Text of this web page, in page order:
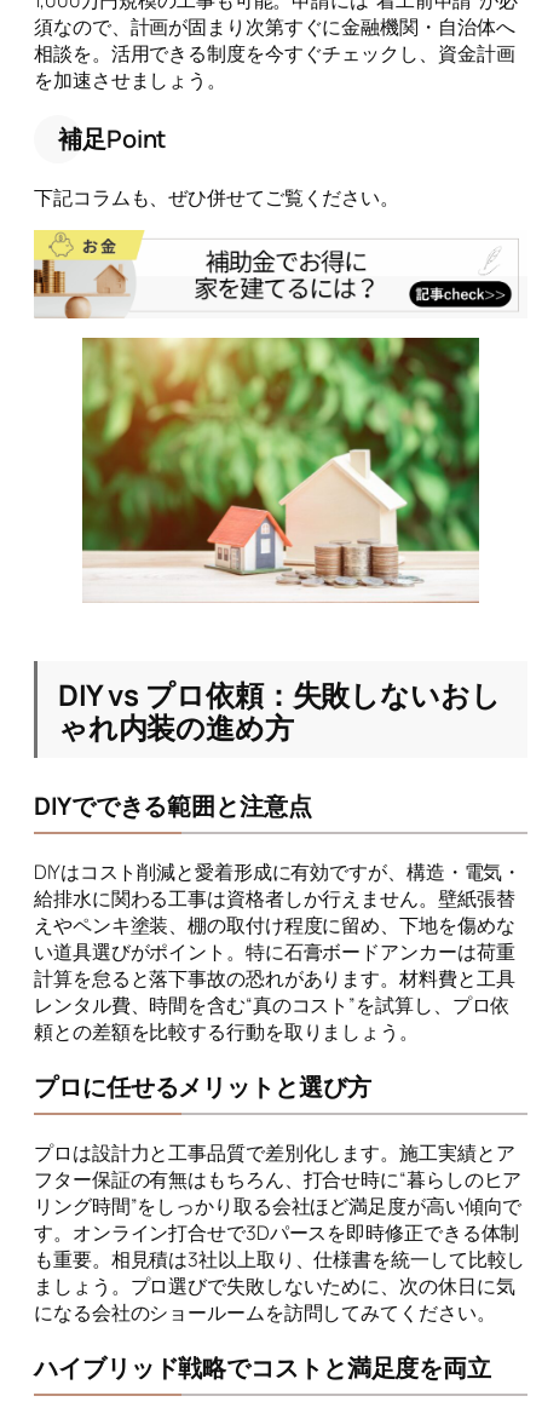
須なので、計画が固まり次第すぐに金融機関・自治体へ
相談を。活用できる制度を今すぐチェックし、資金計画
を加速させましょう。
補足Point
下記コラムも、ぜひ併せてご覧ください。
DIY vs プロ依頼：失敗しないおし
ゃれ内装の進め方
DIYでできる範囲と注意点
DIYはコスト削減と愛着形成に有効ですが、構造・電気・
給排水に関わる工事は資格者しか行えません。壁紙張替
えやペンキ塗装、棚の取付け程度に留め、下地を傷めな
い道具選びがポイント。特に石膏ボードアンカーは荷重
計算を怠ると落下事故の恐れがあります。材料費と工具
レンタル費、時間を含む“真のコスト”を試算し、プロ依
頼との差額を比較する行動を取りましょう。
プロに任せるメリットと選び方
プロは設計力と工事品質で差別化します。施工実績とア
フター保証の有無はもちろん、打合せ時に“暮らしのヒア
リング時間”をしっかり取る会社ほど満足度が高い傾向で
す。オンライン打合せで3Dパースを即時修正できる体制
も重要。相見積は3社以上取り、仕様書を統一して比較し
ましょう。プロ選びで失敗しないために、次の休日に気
になる会社のショールームを訪問してみてください。
ハイブリッド戦略でコストと満足度を両立